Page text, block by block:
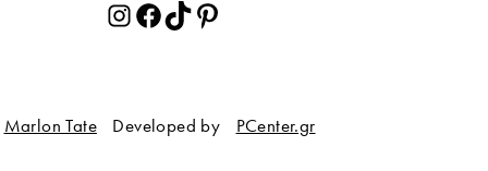
Marlon Tate Developed by PCenter.gr